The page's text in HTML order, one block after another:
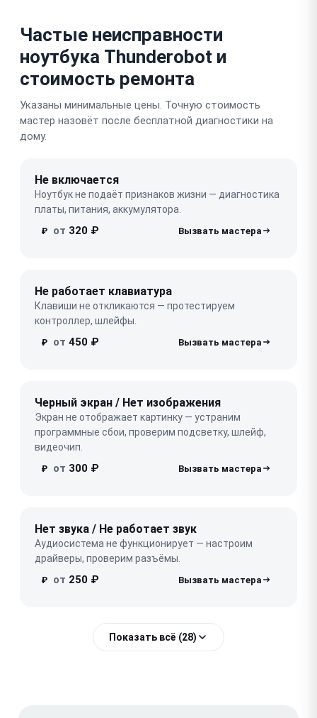
Частые неисправности
ноутбука Thunderobot и
стоимость ремонта
Указаны минимальные цены. Точную стоимость
мастер назовёт после бесплатной диагностики на
дому.
Не включается
Ноутбук не подаёт признаков жизни — диагностика
платы, питания, аккумулятора.
₽ от 320 ₽
Не работает клавиатура
Клавиши не откликаются — протестируем
контроллер, шлейфы.
₽ от 450 ₽
Черный экран / Нет изображения
Экран не отображает картинку — устраним
программные сбои, проверим подсветку, шлейф,
видеочип.
₽ от 300 ₽
Нет звука / Не работает звук
Аудиосистема не функционирует — настроим
драйверы, проверим разъёмы.
₽ от 250 ₽
Показать всё (28)